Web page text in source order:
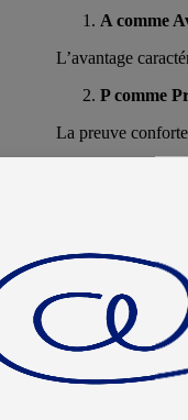
A comme
L’avantage
P comme
La preuve
Le bénéfice est